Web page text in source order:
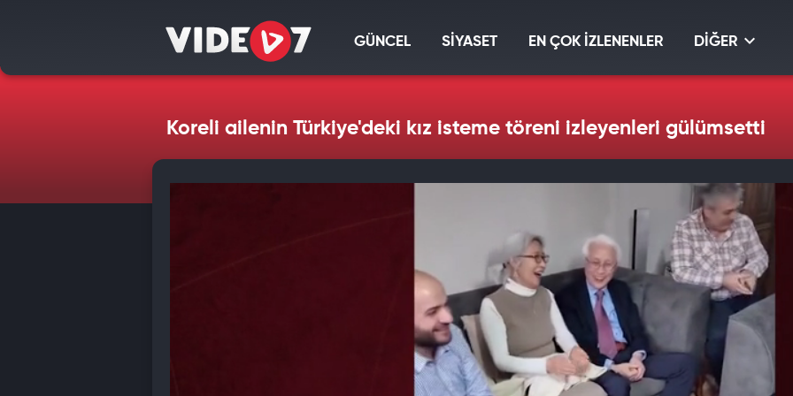
GÜNCEL SİYASET EN ÇOK İZLENENLER DİĞER
Koreli ailenin Türkiye'deki kız isteme töreni izleyenleri gülümsetti